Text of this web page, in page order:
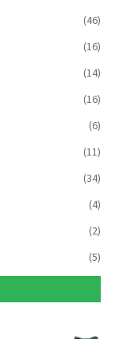
(46)
(16)
(14)
(16)
(6)
(11)
(34)
(4)
(2)
(5)